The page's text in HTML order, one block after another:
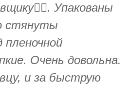
Упакованы
стянуты
пленочной
Очень довольна.
и за быструю